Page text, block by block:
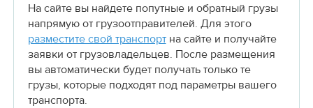
На сайте вы найдете попутные и обратный грузы
напрямую от грузоотправителей. Для этого
разместите свой транспортна сайте и получайте
заявки от грузовладельцев. После размещения
вы автоматически будет получать только те
грузы, которые подходят под параметры вашего
транспорта.